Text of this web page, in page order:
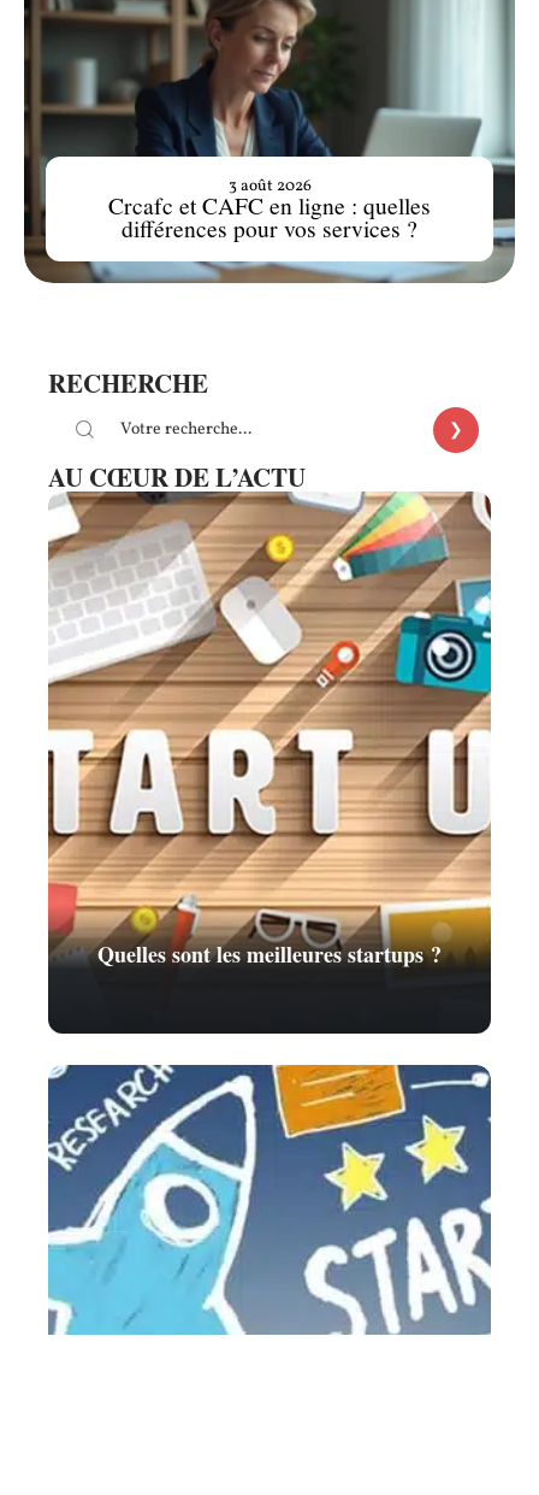
Crcafc et CAFC en ligne : quelles
différences pour vos services ?
3 août 2026
RECHERCHE
AU CŒUR DE L’ACTU
Quelles sont les meilleures startups ?